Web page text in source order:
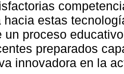
hacia estas
un proceso
preparados
innovadora en la